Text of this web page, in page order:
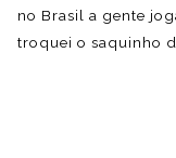
no Brasil a gente
troquei o saquinho